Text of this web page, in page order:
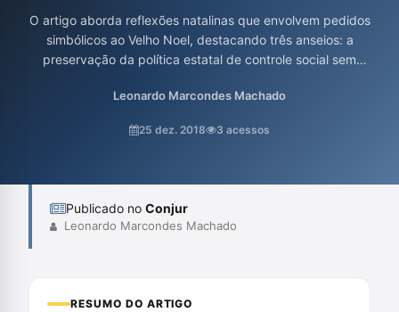
O artigo aborda reflexões natalinas que envolvem pedidos
simbólicos ao Velho Noel, destacando três anseios: a
preservação da política estatal de controle social sem
penal e a valorização do respeito à alteridade nas ações de
temas, mesclando tradições festivas com questões sociais
Leonardo Marcondes Machado
25 dez. 2018 3 acessos
Publicado no Conjur
Leonardo Marcondes Machado
RESUMO DO ARTIGO